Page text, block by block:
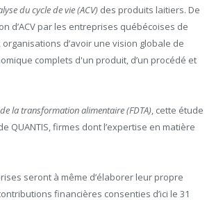
du cycle de vie (ACV) des produits laitiers. De
d’ACV par les entreprises québécoises de
d’avoir une vision globale de
complets d'un produit, d’un procédé et
la transformation alimentaire (FDTA), cette étude
QUANTIS, firmes dont l’expertise en matière
seront à même d’élaborer leur propre
financières consenties d’ici le 31